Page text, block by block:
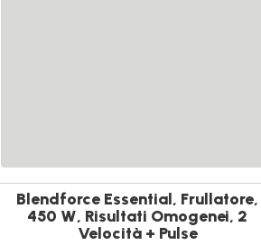
Blendforce Essential, Frullatore,
450 W, Risultati Omogenei, 2
Velocità + Pulse